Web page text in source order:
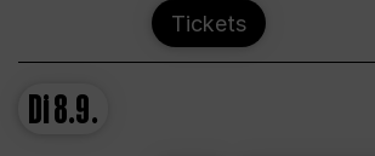
Tickets
Di8.9.